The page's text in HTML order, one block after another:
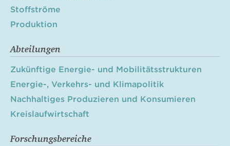
Stoffströme
Produktion
Abteilungen
Zukünftige Energie- und Mobilitätsstrukturen
Energie-, Verkehrs- und Klimapolitik
Nachhaltiges Produzieren und Konsumieren
Kreislaufwirtschaft
Forschungsbereiche